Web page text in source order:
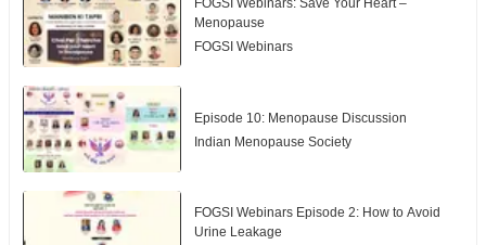
Menopause
FOGSI Webinars
Episode 10: Menopause Discussion
Indian Menopause Society
FOGSI Webinars Episode 2: How to Avoid
Urine Leakage